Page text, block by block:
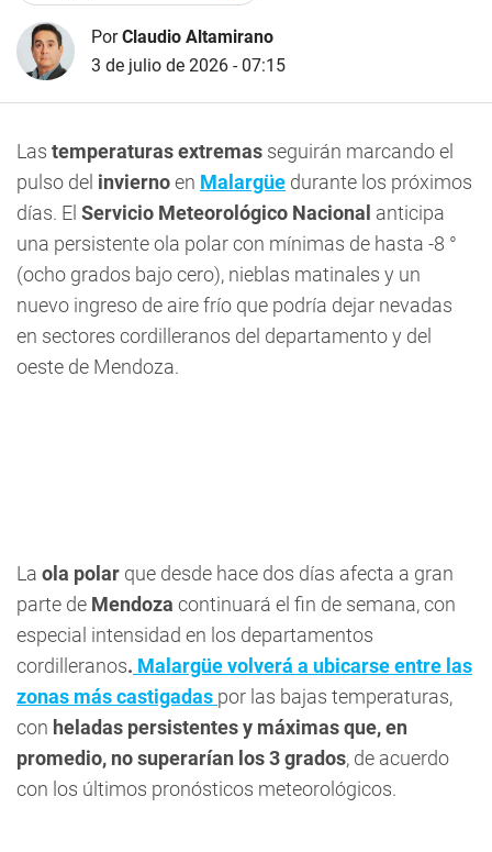
PorClaudio Altamirano
3 de julio de 2026 - 07:15
Las temperaturas extremas seguirán marcando el
pulso del inviernoen Malargüe durante los próximos
días. El Servicio Meteorológico Nacional anticipa
una persistente ola polar con mínimas de hasta -8 °
(ocho grados bajo cero), nieblas matinales y un
nuevo ingreso de aire frío que podría dejar nevadas
en sectores cordilleranos del departamento y del
oeste de Mendoza.
La ola polar que desde hace dos días afecta a gran
parte de Mendoza continuará el fin de semana, con
especial intensidad en los departamentos
cordilleranos. Malargüe volverá a ubicarse entre las
zonas más castigadas por las bajas temperaturas,
con heladas persistentes y máximas que, en
promedio, no superarían los 3 grados, de acuerdo
con los últimos pronósticos meteorológicos.